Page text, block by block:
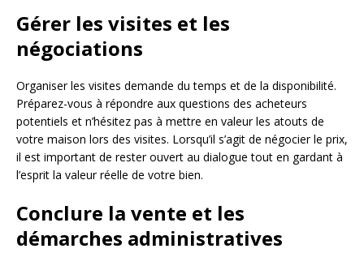
Gérer les visites et les
négociations
Organiser les visites demande du temps et de la disponibilité.
Préparez-vous à répondre aux questions des acheteurs
potentiels et n’hésitez pas à mettre en valeur les atouts de
votre maison lors des visites. Lorsqu’il s’agit de négocier le prix,
il est important de rester ouvert au dialogue tout en gardant à
l’esprit la valeur réelle de votre bien.
Conclure la vente et les
démarches administratives